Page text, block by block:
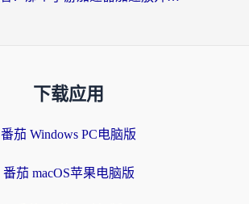
下载应用
番茄 Windows PC电脑版
番茄 macOS苹果电脑版